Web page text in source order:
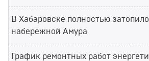
В Хабаровске полностью
набережной Амура
График ремонтных работ